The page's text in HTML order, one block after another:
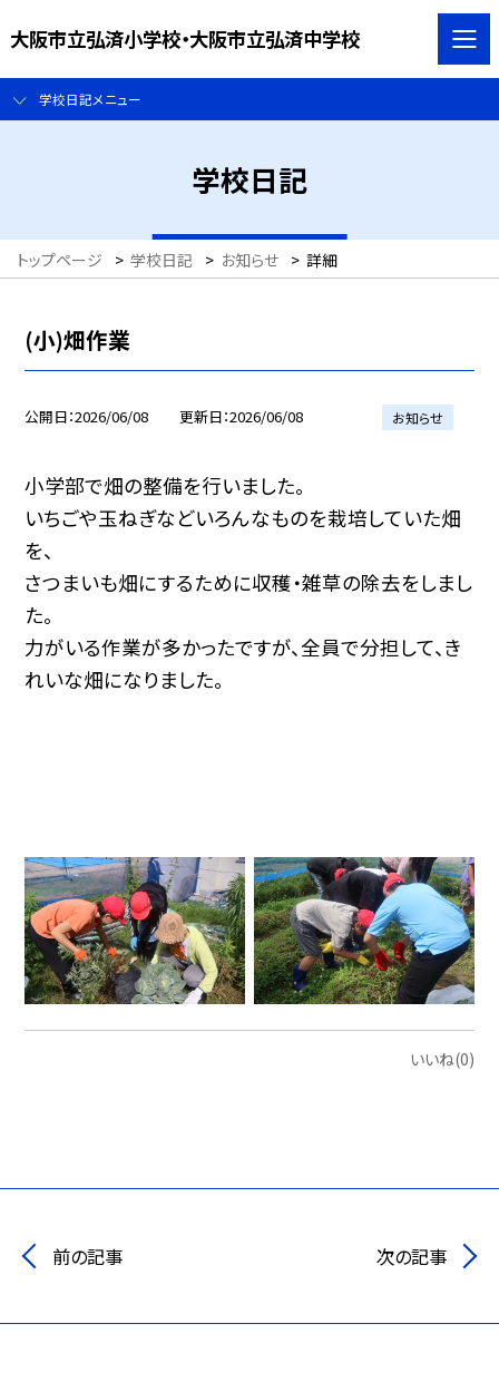
大阪市立弘済小学校・大阪市立弘済中学校
学校日記メニュー
学校日記
トップページ > 学校日記 > お知らせ > 詳細
(小)畑作業
公開日 2026/06/08 更新日 2026/06/08 お知らせ
小学部で畑の整備を行いました。
いちごや玉ねぎなどいろんなものを栽培していた畑
を、
さつまいも畑にするために収穫・雑草の除去をしまし
た。
力がいる作業が多かったですが、全員で分担して、き
れいな畑になりました。
いいね(0)
前の記事 次の記事